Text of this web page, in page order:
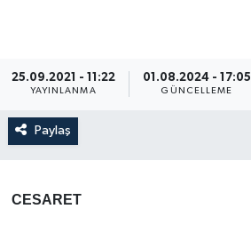
25.09.2021 - 11:22
YAYINLANMA
01.08.2024 - 17:05
GÜNCELLEME
Paylaş
CESARET